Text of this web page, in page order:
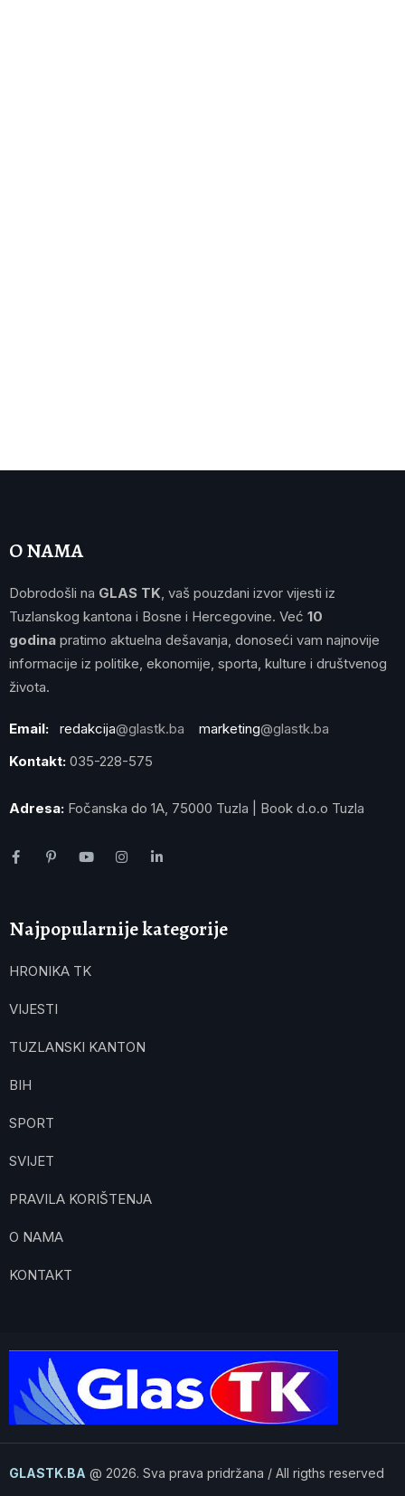
O NAMA
Dobrodošli na GLAS TK , vaš pouzdani izvor vijesti iz
Tuzlanskog kantona i Bosne i Hercegovine. Već 10
godina pratimo aktuelna dešavanja, donoseći vam najnovije
informacije iz politike, ekonomije, sporta, kulture i društvenog
života.
Email: redakcija@glastk.ba marketing@glastk.ba
Kontakt: 035-228-575
Adresa: Fočanska do 1A, 75000 Tuzla | Book d.o.o Tuzla
Najpopularnije kategorije
HRONIKA TK
VIJESTI
TUZLANSKI KANTON
BIH
SPORT
SVIJET
PRAVILA KORIŠTENJA
O NAMA
KONTAKT
GLASTK.BA @ 2026. Sva prava pridržana / All rigths reserved